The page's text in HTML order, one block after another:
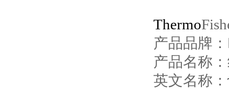
Thermo
产品品牌：
产品名称
英文名称：